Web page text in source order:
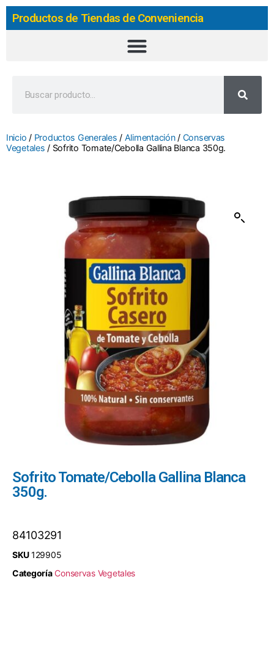
Productos de Tiendas de Conveniencia
Inicio / Productos Generales / Alimentación/ Conservas
Vegetales / Sofrito Tomate/Cebolla Gallina Blanca 350g.
Sofrito Tomate/Cebolla Gallina Blanca
350g.
84103291
SKU129905
Categoría Conservas Vegetales